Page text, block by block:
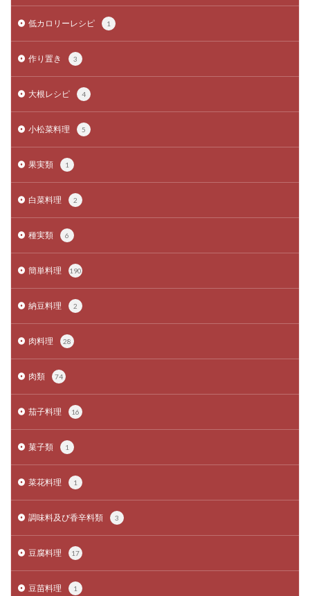
低カロリーレシピ 1
作り置き 3
大根レシピ 4
小松菜料理 5
果実類 1
白菜料理 2
種実類 6
簡単料理 190
納豆料理 2
肉料理 28
肉類 74
茄子料理 16
菓子類 1
菜花料理 1
調味料及び香辛料類 3
豆腐料理 17
豆苗料理 1